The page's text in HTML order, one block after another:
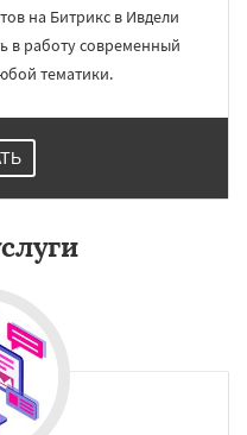
на Битрикс в Ивдели
в работу современный
тематики.